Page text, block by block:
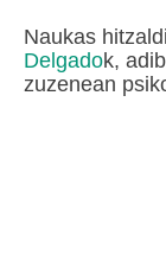
Naukas
Delgadok,
zuzenean